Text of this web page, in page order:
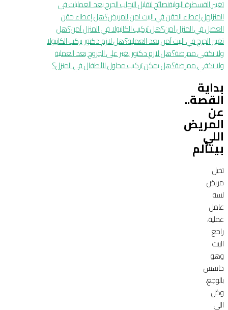
تغيير القسطرة البوليةنصائح لتقليل التهاب الجرح بعد العمليات في
المنزلهل إعطاء الحقن في البيت آمن للمريض؟هل إعطاء حقن
العضل في المنزل آمن؟هل تركيب الكانيولا في المنزل آمن؟هل
تغيير الجرح في البيت آمن بعد العملية؟هل لازم دكتور يركب الكانيولا
ولا تكفي ممرضة؟هل لازم دكتور يغير على الجروح بعد العملية
ولا تكفي ممرضة؟هل يمكن تركيب محلول للأطفال في المنزل؟
بداية
القصة..
عن
المريض
اللي
بيتألم
تخيل
مريض
لسه
عامل
عملية،
راجع
البيت
وهو
حاسس
بالوجع،
وكل
اللي